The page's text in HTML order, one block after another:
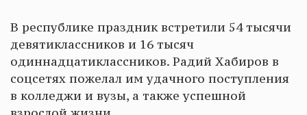
В республике праздник встретили 54 тысячи
девятиклассников и 16 тысяч
одиннадцатиклассников. Радий Хабиров в
соцсетях пожелал им удачного поступления
в колледжи и вузы, а также успешной